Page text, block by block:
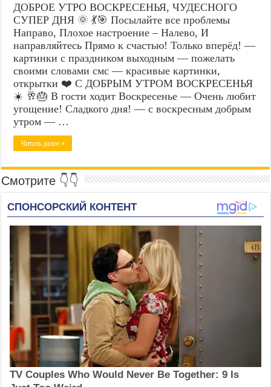
ДОБРОЕ УТРО ВОСКРЕСЕНЬЯ, ЧУДЕСНОГО
СУПЕР ДНЯ 🌞 💃🎯 Посылайте все проблемы
Направо, Плохое настроение – Налево, И
направляйтесь Прямо к счастью! Только вперёд! —
картинки с праздником выходным — пожелать
своими словами смс — красивые картинки,
открытки ❤️ С ДОБРЫМ УТРОМ ВОСКРЕСЕНЬЯ
☀️ 🥂🎂 В гости ходит Воскресенье — Очень любит
угощение! Сладкого дня! — с воскресным добрым
утром — …
Читать далее »
Смотрите 👇👇